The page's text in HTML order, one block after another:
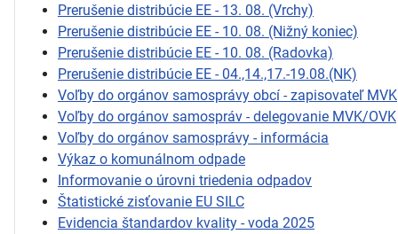
Prerušenie distribúcie EE - 13. 08. (Vrchy)
Prerušenie distribúcie EE - 10. 08. (Nižný koniec)
Prerušenie distribúcie EE - 10. 08. (Radovka)
Prerušenie distribúcie EE - 04.,14.,17.-19.08.(NK)
Voľby do orgánov samosprávy obcí - zapisovateľ MVK
Voľby do orgánov samospráv - delegovanie MVK/OVK
Voľby do orgánov samosprávy - informácia
Výkaz o komunálnom odpade
Informovanie o úrovni triedenia odpadov
Štatistické zisťovanie EU SILC
Evidencia štandardov kvality - voda 2025